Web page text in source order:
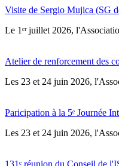
Visite de Sergio Mujica (SG
Le 1ᵉʳ juillet 2026,
Atelier de renforcement des
Les 23 et 24 juin 2026,
Paricipation à la 5ᵉ Journée
‎Les 23 et 24 juin 2026,